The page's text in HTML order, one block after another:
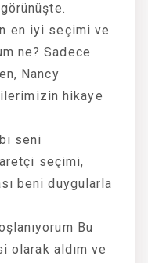
en iyi seçimi ve
ne? Sadece
Nancy
hikaye
seni
seçimi,
beni duygularla
Bu
olarak aldım ve